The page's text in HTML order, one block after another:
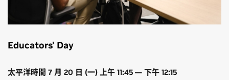
Educators' Day
太平洋時間 7 月 20 日 (一) 上午 11:45 — 下午 12:15